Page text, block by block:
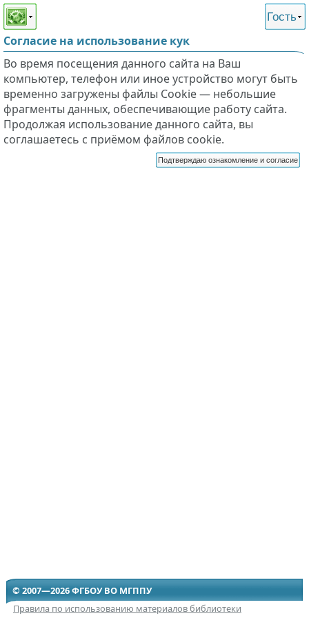
Этот сайт поддерживает
слабовидящих
Гость
Согласие на использование кук
Во время посещения данного сайта на Ваш
компьютер, телефон или иное устройство могут быть
временно загружены файлы Cookie — небольшие
фрагменты данных, обеспечивающие работу сайта.
Продолжая использование данного сайта, вы
соглашаетесь с приёмом файлов cookie.
Подтверждаю ознакомление и согласие
© 2007—2026 ФГБОУ ВО МГППУ
Правила по использованию материалов библиотеки